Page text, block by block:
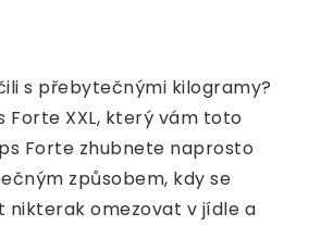
s přebytečnými kilogramy?
Forte XXL, který vám toto
Forte zhubnete naprosto
způsobem, kdy se
nikterak omezovat v jídle a